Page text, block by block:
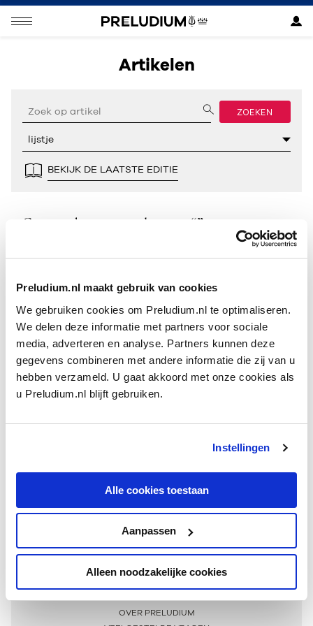
Preludium.nl maakt gebruik van cookies
We gebruiken cookies om Preludium.nl te optimaliseren.
We delen deze informatie met partners voor sociale
media, adverteren en analyse. Partners kunnen deze
gegevens combineren met andere informatie die zij van u
hebben verzameld. U gaat akkoord met onze cookies als
u Preludium.nl blijft gebruiken.
Instellingen
Alle cookies toestaan
Aanpassen
Alleen noodzakelijke cookies
Artikelen
ZOEKEN
BEKIJK DE LAATSTE EDITIE
Geen resultaten gevonden voor “”.
Meer informatie
OVER PRELUDIUM